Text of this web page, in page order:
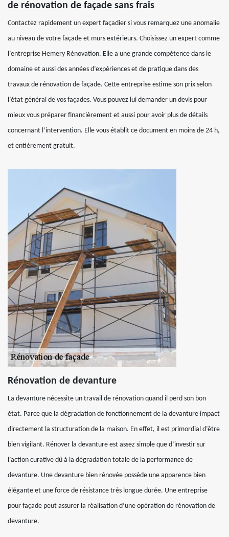
de rénovation de façade sans frais
Contactez rapidement un expert façadier si vous remarquez une anomalie
au niveau de votre façade et murs extérieurs. Choisissez un expert comme
l’entreprise Hemery Rénovation. Elle a une grande compétence dans le
domaine et aussi des années d’expériences et de pratique dans des
travaux de rénovation de façade. Cette entreprise estime son prix selon
l’état général de vos façades. Vous pouvez lui demander un devis pour
mieux vous préparer financièrement et aussi pour avoir plus de détails
concernant l’intervention. Elle vous établit ce document en moins de 24 h,
et entièrement gratuit.
Rénovation de devanture
La devanture nécessite un travail de rénovation quand il perd son bon
état. Parce que la dégradation de fonctionnement de la devanture impact
directement la structuration de la maison. En effet, il est primordial d’être
bien vigilant. Rénover la devanture est assez simple que d’investir sur
l’action curative dû à la dégradation totale de la performance de
devanture. Une devanture bien rénovée possède une apparence bien
élégante et une force de résistance très longue durée. Une entreprise
pour façade peut assurer la réalisation d’une opération de rénovation de
devanture.